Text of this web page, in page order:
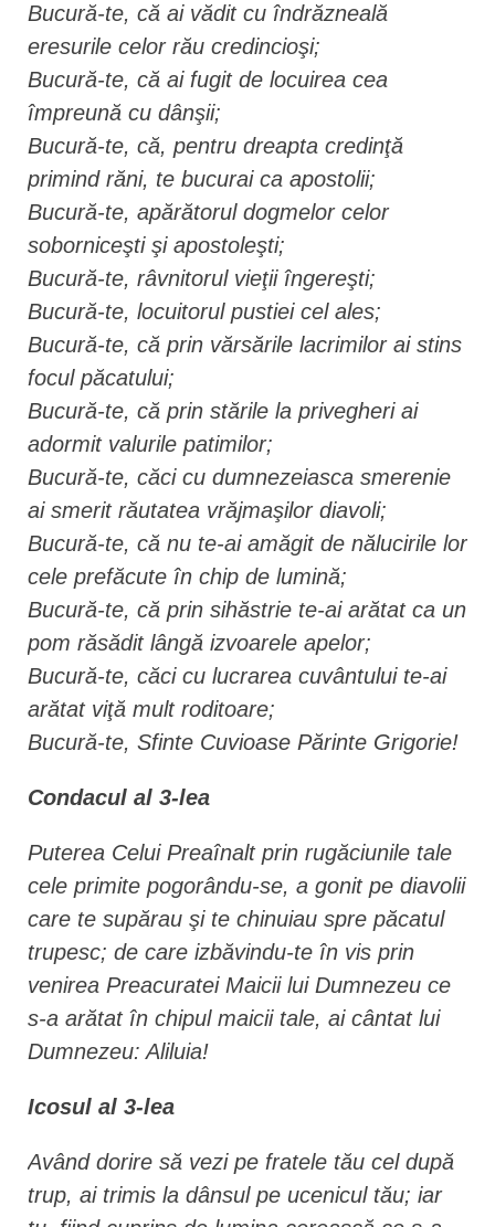
Bucură-te, că ai vădit cu îndrăzneală
eresurile celor rău credincioşi;
Bucură-te, că ai fugit de locuirea cea
împreună cu dânşii;
Bucură-te, că, pentru dreapta credinţă
primind răni, te bucurai ca apostolii;
Bucură-te, apărătorul dogmelor celor
soborniceşti şi apostoleşti;
Bucură-te, râvnitorul vieţii îngereşti;
Bucură-te, locuitorul pustiei cel ales;
Bucură-te, că prin vărsările lacrimilor ai stins
focul păcatului;
Bucură-te, că prin stările la privegheri ai
adormit valurile patimilor;
Bucură-te, căci cu dumnezeiasca smerenie
ai smerit răutatea vrăjmaşilor diavoli;
Bucură-te, că nu te-ai amăgit de nălucirile lor
cele prefăcute în chip de lumină;
Bucură-te, că prin sihăstrie te-ai arătat ca un
pom răsădit lângă izvoarele apelor;
Bucură-te, căci cu lucrarea cuvântului te-ai
arătat viţă mult roditoare;
Bucură-te, Sfinte Cuvioase Părinte Grigorie!
Condacul al 3-lea
Puterea Celui Preaînalt prin rugăciunile tale
cele primite pogorându-se, a gonit pe diavolii
care te supărau şi te chinuiau spre păcatul
trupesc; de care izbăvindu-te în vis prin
venirea Preacuratei Maicii lui Dumnezeu ce
s-a arătat în chipul maicii tale, ai cântat lui
Dumnezeu: Aliluia!
Icosul al 3-lea
Având dorire să vezi pe fratele tău cel după
trup, ai trimis la dânsul pe ucenicul tău; iar